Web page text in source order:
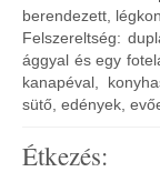
berendezett,
Felszereltség:
ággyal és egy
kanapéval,
sütő, edények,
Étkezés: